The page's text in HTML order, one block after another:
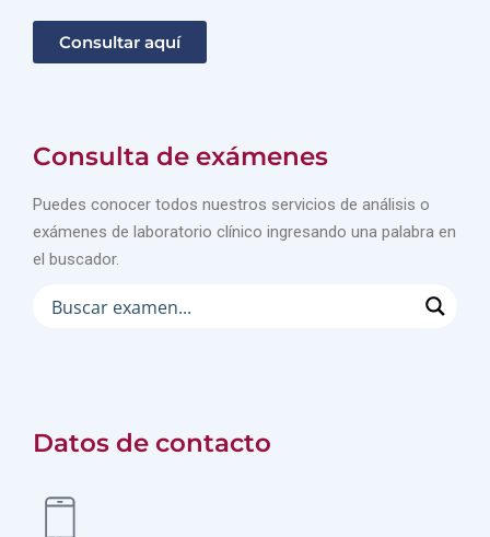
Consultar aquí
Consulta de exámenes
Puedes conocer todos nuestros servicios de análisis o
exámenes de laboratorio clínico ingresando una palabra en
el buscador.
Datos de contacto